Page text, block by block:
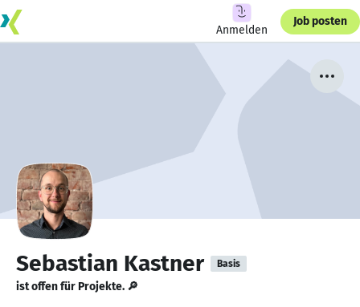
Anmelden
Job posten
Sebastian Kastner Basis
ist offen für Projekte. 🔎